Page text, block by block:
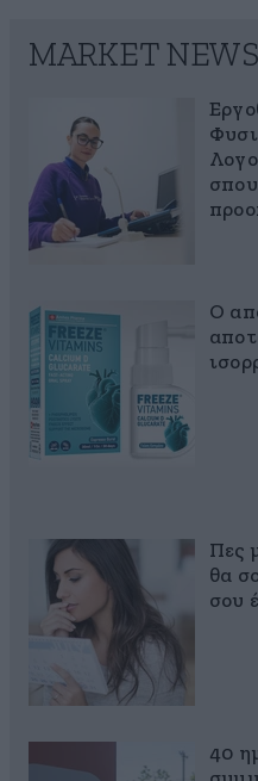
MARKET NEWS
Ο
Πες
θα
σου
40